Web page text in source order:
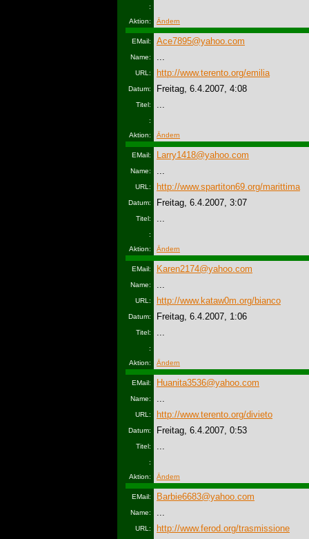
:
Aktion:
Ändern
EMail: Ace7895@yahoo.com
Name: ...
URL: http://www.terento.org/emilia
Datum: Freitag, 6.4.2007, 4:08
Titel: ...
:
Aktion:
Ändern
EMail: Larry1418@yahoo.com
Name: ...
URL: http://www.spartiton69.org/marittima
Datum: Freitag, 6.4.2007, 3:07
Titel: ...
:
Aktion:
Ändern
EMail: Karen2174@yahoo.com
Name: ...
URL: http://www.kataw0m.org/bianco
Datum: Freitag, 6.4.2007, 1:06
Titel: ...
:
Aktion:
Ändern
EMail: Huanita3536@yahoo.com
Name: ...
URL: http://www.terento.org/divieto
Datum: Freitag, 6.4.2007, 0:53
Titel: ...
:
Aktion:
Ändern
EMail: Barbie6683@yahoo.com
Name: ...
URL: http://www.ferod.org/trasmissione